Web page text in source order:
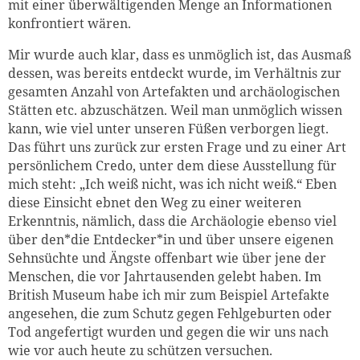
mit einer überwältigenden Menge an Informationen
konfrontiert wären.
Mir wurde auch klar, dass es unmöglich ist, das Ausmaß
dessen, was bereits entdeckt wurde, im Verhältnis zur
gesamten Anzahl von Artefakten und archäologischen
Stätten etc. abzuschätzen. Weil man unmöglich wissen
kann, wie viel unter unseren Füßen verborgen liegt.
Das führt uns zurück zur ersten Frage und zu einer Art
persönlichem Credo, unter dem diese Ausstellung für
mich steht: „Ich weiß nicht, was ich nicht weiß.“ Eben
diese Einsicht ebnet den Weg zu einer weiteren
Erkenntnis, nämlich, dass die Archäologie ebenso viel
über den*die Entdecker*in und über unsere eigenen
Sehnsüchte und Ängste offenbart wie über jene der
Menschen, die vor Jahrtausenden gelebt haben. Im
British Museum habe ich mir zum Beispiel Artefakte
angesehen, die zum Schutz gegen Fehlgeburten oder
Tod angefertigt wurden und gegen die wir uns nach
wie vor auch heute zu schützen versuchen.